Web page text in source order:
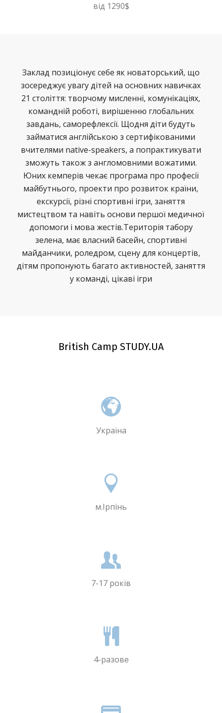
від 1290$
Заклад позиціонує себе як новаторський, що
зосереджує увагу дітей на основних навичках
21 століття: творчому мисленні, комунікаціях,
командній роботі, вирішенню глобальних
завдань, саморефлексії. Щодня діти будуть
займатися англійською з сертифікованими
вчителями native-speakers, а попрактикувати
зможуть також з англомовними вожатими.
Юних кемперів чекає програма про професії
майбутнього, проекти про розвиток країни,
екскурсії, різні спортивні ігри, заняття
мистецтвом та навіть основи першої медичної
допомоги і мова жестів.Територія табору
зелена, має власний басейн, спортивні
майданчики, роледром, сцену для концертів,
дітям пропонують багато активностей, заняття
у команді, цікаві ігри
British Camp STUDY.UA
Україна
м.Ірпінь
7-17 років
4-разове